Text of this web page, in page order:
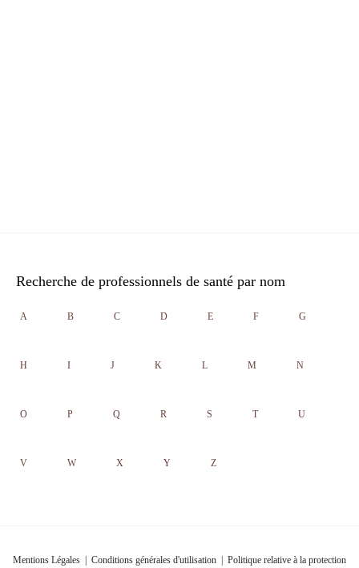
Recherche de professionnels de santé par nom
A B C D E F G
H I J K L M N
O P Q R S T U
V W X Y Z
Mentions Légales Conditions générales d'utilisation Politique relative à la protection